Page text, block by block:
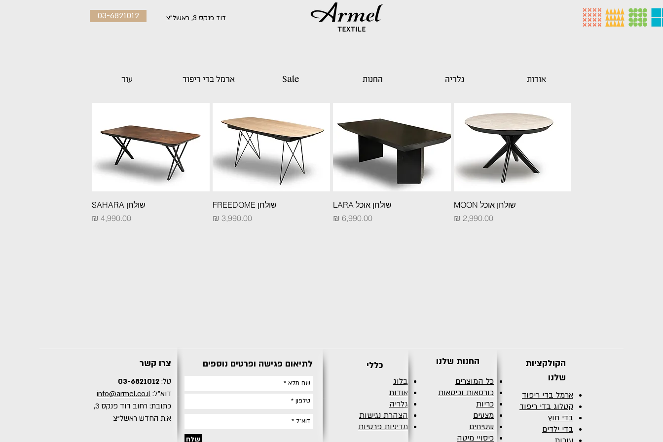
03-6821012 דוד פנקס 3, ראשל"צ
אודות גלריה החנות Sale ארמל בדי ריפוד עוד
תצוגה מהירה
שולחן אוכל MOON
מחיר‏2,990.00 ‏₪
תצוגה מהירה
שולחן אוכל LARA
מחיר
תצוגה מהירה
שולחן FREEDOME
מחיר‏3,990.00 ‏₪
תצוגה מהירה
שולחן SAHARA
מחיר
הקולקציות
שלנו
ארמל בדי ריפוד
קטלוג בדי ריפוד
בדי חוץ
בדי ילדים
לתיאום פגישה ופרטים נוספים
שלח
צרו קשר
טל: 03-6821012
דוא"ל: info@armel.co.il
כתובת: רחוב דוד פנקס 3,
א.ת החדש ראשל"צ
כל המוצרים
כורסאות וכיסאות
כריות
מצעים
שטיחים
כיסויי מיטה
החנות שלנו
בלוג
אודות
גלריה
הצהרת נגישות
מדיניות פרטיות
כללי